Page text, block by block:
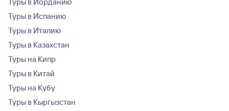
Туры в Испанию
Туры в Италию
Туры в Казахстан
Туры на Кипр
Туры в Китай
Туры на Кубу
Туры в Кыргызстан